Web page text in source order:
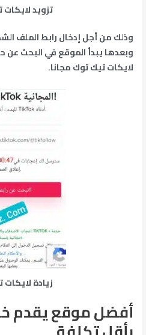
تزويد
وذلك من أجل إدخال رابط الملف
وبعدها يبدأ الموقع في البحث عن
لايكات تيك توك مجانا.
زيادة
أفضل موقع يقدم